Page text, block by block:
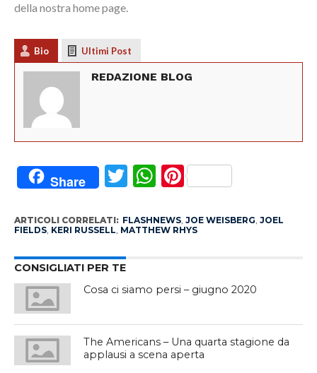
della nostra home page.
Bio Ultimi Post
REDAZIONE BLOG
Share Twitter
WhatsApp
Pinterest
ARTICOLI CORRELATI: FLASHNEWS, JOE WEISBERG, JOEL
FIELDS, KERI RUSSELL, MATTHEW RHYS
CONSIGLIATI PER TE
Cosa ci siamo persi – giugno 2020
The Americans – Una quarta stagione da
applausi a scena aperta